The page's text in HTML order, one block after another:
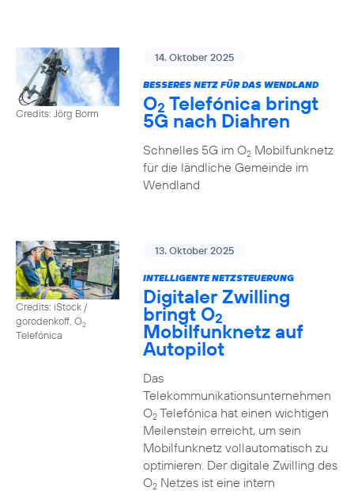
Credits: Jörg Borm
14. Oktober 2025
BESSERES NETZ FÜR DAS WENDLAND
O2 Telefónica bringt
5G nach Diahren
Schnelles 5G im O2Mobilfunknetz
für die ländliche Gemeinde im
Wendland
Credits: iStock /
gorodenkoff, O2
Telefónica
13. Oktober 2025
INTELLIGENTE NETZSTEUERUNG
Digitaler Zwilling
bringt O2
Mobilfunknetz auf
Autopilot
Das
Telekommunikationsunternehmen
O2Telefónica hat einen wichtigen
Meilenstein erreicht, um sein
Mobilfunknetz vollautomatisch zu
optimieren. Der digitale Zwilling des
O2Netzes ist eine intern